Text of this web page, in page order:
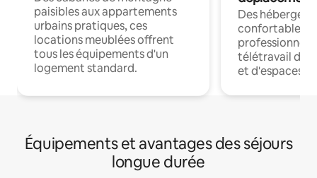
paisibles aux appartements
urbains pratiques, ces
locations meublées offrent
tous les équipements d'un
logement standard.
Des
confortables
professionnels
télétravail
et d'espaces
Équipements et avantages des séjours
longue durée